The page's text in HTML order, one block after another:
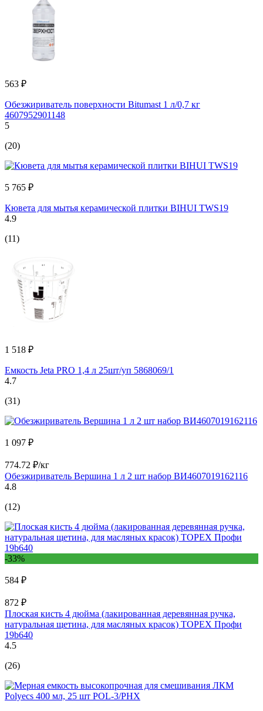
563 ₽
Обезжириватель поверхности Bitumast 1 л/0,7 кг
4607952901148
5
(20)
5 765 ₽
Кювета для мытья керамической плитки BIHUI TWS19
4.9
(11)
1 518 ₽
Емкость Jeta PRO 1,4 л 25шт/уп 5868069/1
4.7
(31)
1 097 ₽
774.72 ₽/кг
Обезжириватель Вершина 1 л 2 шт набор ВИ4607019162116
4.8
(12)
-33%
584 ₽
872 ₽
Плоская кисть 4 дюйма (лакированная деревянная ручка,
натуральная щетина, для масляных красок) TOPEX Профи
19b640
4.5
(26)